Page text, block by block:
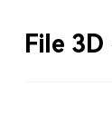
File